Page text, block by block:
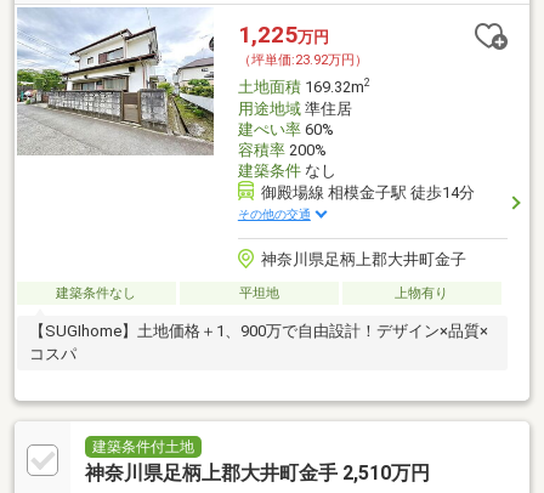
1,225万円
（坪単価:23.92万円）
土地面積169.32m2
用途地域準住居
建ぺい率60%
容積率200%
建築条件なし
御殿場線 相模金子駅 徒歩14分
その他の交通
神奈川県足柄上郡大井町金子
建築条件なし 平坦地 上物有り
【SUGIhome】土地価格＋1、900万で自由設計！デザイン×品質×
コスパ
建築条件付土地
神奈川県足柄上郡大井町金手 2,510万円